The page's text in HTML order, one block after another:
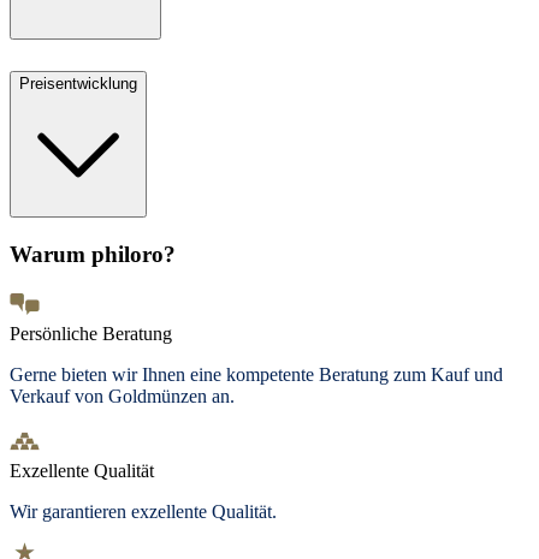
Preisentwicklung
Warum philoro?
Persönliche Beratung
Gerne bieten wir Ihnen eine kompetente Beratung zum Kauf und
Verkauf von Goldmünzen an.
Exzellente Qualität
Wir garantieren exzellente Qualität.